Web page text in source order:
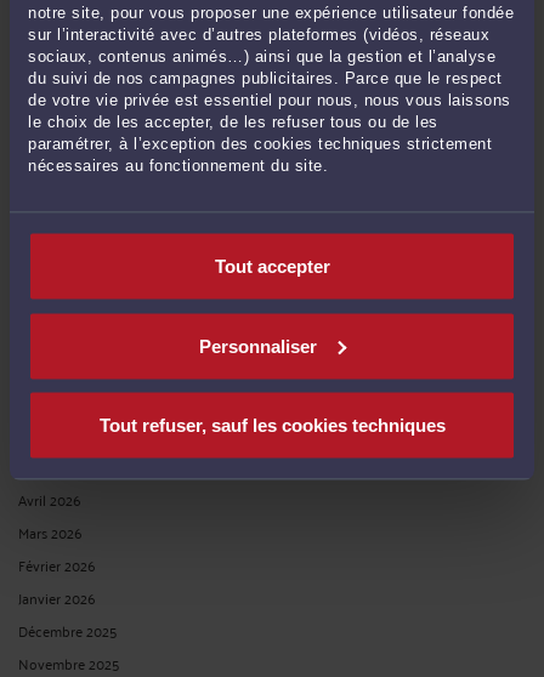
notre site, pour vous proposer une expérience utilisateur fondée
sur l’interactivité avec d’autres plateformes (vidéos, réseaux
sociaux, contenus animés…) ainsi que la gestion et l’analyse
du suivi de nos campagnes publicitaires. Parce que le respect
de votre vie privée est essentiel pour nous, nous vous laissons
le choix de les accepter, de les refuser tous ou de les
paramétrer, à l’exception des cookies techniques strictement
nécessaires au fonctionnement du site.
Tout accepter
Personnaliser
Tout refuser, sauf les cookies techniques
RECHERCHE
Publié du au
Juillet 2026
Mai 2026
Avril 2026
Mars 2026
Février 2026
Janvier 2026
Décembre 2025
Novembre 2025